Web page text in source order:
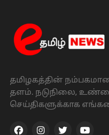
தமிழகத்தின் நம்பகமான
தளம். நடுநிலை,
செய்திகளுக்காக